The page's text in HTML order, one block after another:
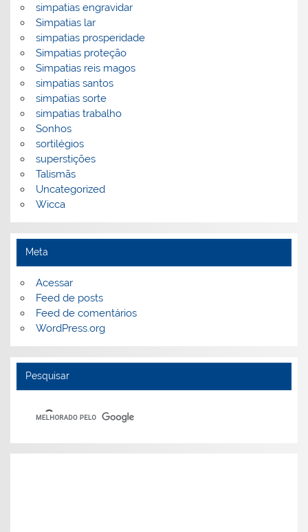
simpatias engravidar
Simpatias lar
simpatias prosperidade
Simpatias proteção
Simpatias reis magos
simpatias santos
simpatias sorte
simpatias trabalho
Sonhos
sortilégios
superstições
Talismãs
Uncategorized
Wicca
Meta
Acessar
Feed de posts
Feed de comentários
WordPress.org
Pesquisar